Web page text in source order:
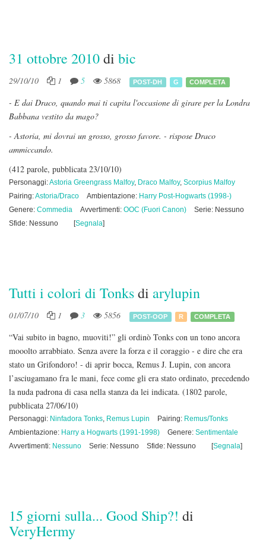
31 ottobre 2010di bic
29/10/10 1 5 5868 POST-DH G COMPLETA
- E dai Draco, quando mai ti capita l'occasione di girare per la Londra
Babbana vestito da mago?
- Astoria, mi dovrai un grosso, grosso favore. - rispose Draco
ammiccando.
(412 parole, pubblicata 23/10/10)
Personaggi:Astoria Greengrass Malfoy, Draco Malfoy, Scorpius Malfoy
Pairing:Astoria/Draco Ambientazione: Harry Post-Hogwarts (1998-)
Genere: Commedia Avvertimenti: OOC (Fuori Canon)
Serie: Nessuno
Sfide: Nessuno
[Segnala]
Tutti i colori di Tonksdi arylupin
01/07/10 1 3 5856 POST-OOP R COMPLETA
“Vai subito in bagno, muoviti!” gli ordinò Tonks con un tono ancora
mooolto arrabbiato. Senza avere la forza e il coraggio - e dire che era
stato un Grifondoro! - di aprir bocca, Remus J. Lupin, con ancora
l’asciugamano fra le mani, fece come gli era stato ordinato, precedendo
la nuda padrona di casa nella stanza da lei indicata. (1802 parole,
pubblicata 27/06/10)
Personaggi: Ninfadora Tonks, Remus Lupin Pairing: Remus/Tonks
Ambientazione: Harry a Hogwarts (1991-1998) Genere: Sentimentale
Avvertimenti: Nessuno Serie: Nessuno Sfide: Nessuno [Segnala]
15 giorni sulla... Good Ship?! di
VeryHermy